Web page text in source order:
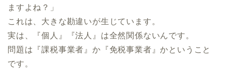
ますよね？」
これは、大きな勘違いが生じています。
実は、『個人』『法人』は全然関係ないんです。
問題は『課税事業者』か『免税事業者』かということ
です。